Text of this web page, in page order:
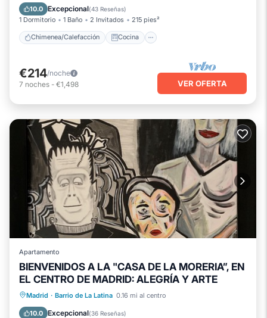
10.0 Excepcional(43 Reseñas)
1 Dormitorio 1 Baño 2 Invitados 215 pies²
Chimenea/Calefacción Cocina
Aire acondicionado
€214/noche
7 noches - €1,498 VER OFERTA
Apartamento
BIENVENIDOS A LA "CASA DE LA MORERIA”, EN
EL CENTRO DE MADRID: ALEGRÍA Y ARTE
Madrid · Barrio de La Latina 0.16 mi al centro
10.0 Excepcional(36 Reseñas)
Chimenea/Calefacción
Balcón/Terraza
Desayuno
Cocina